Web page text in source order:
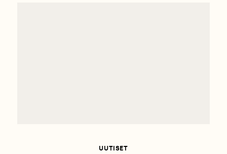
UUTISET